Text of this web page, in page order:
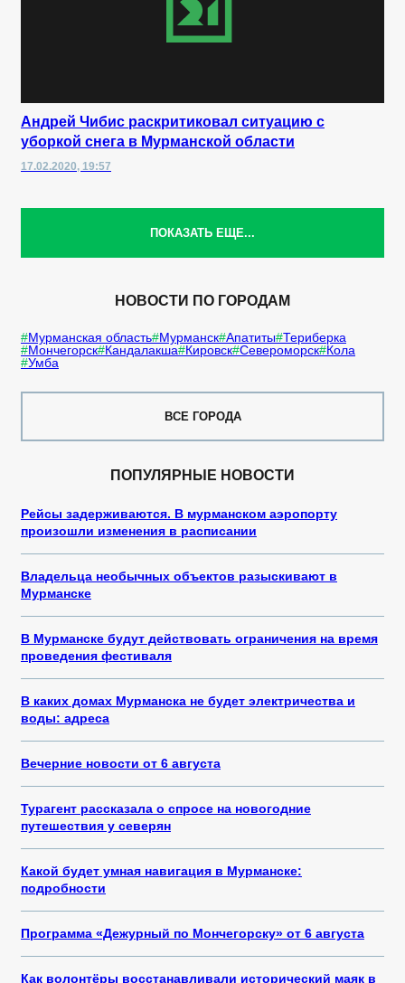
Андрей Чибис раскритиковал ситуацию с
уборкой снега в Мурманской области
17.02.2020, 19:57
ПОКАЗАТЬ ЕЩЕ...
НОВОСТИ ПО ГОРОДАМ
Мурманская область Мурманск Апатиты Териберка
Мончегорск Кандалакша Кировск Североморск Кола
Умба
ВСЕ ГОРОДА
ПОПУЛЯРНЫЕ НОВОСТИ
Рейсы задерживаются. В мурманском аэропорту
произошли изменения в расписании
Владельца необычных объектов разыскивают в
Мурманске
В Мурманске будут действовать ограничения на время
проведения фестиваля
В каких домах Мурманска не будет электричества и
воды: адреса
Вечерние новости от 6 августа
Турагент рассказала о спросе на новогодние
путешествия у северян
Какой будет умная навигация в Мурманске:
подробности
Программа «Дежурный по Мончегорску» от 6 августа
Как волонтёры восстанавливали исторический маяк в